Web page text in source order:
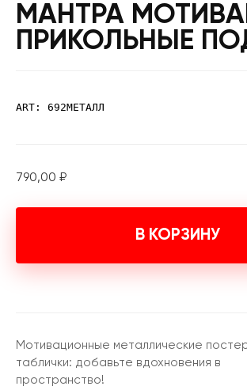
МАНТРА
ПРИКОЛЬНЫЕ
ART: 692МЕТАЛЛ
790,00 ₽
В КОРЗИНУ
Мотивационные металлические
таблички: добавьте вдохновения в
пространство!